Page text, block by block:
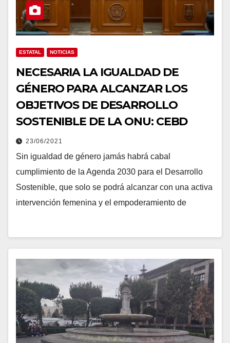
ESTATAL NOTICIAS
NECESARIA LA IGUALDAD DE
GÉNERO PARA ALCANZAR LOS
OBJETIVOS DE DESARROLLO
SOSTENIBLE DE LA ONU: CEBD
23/06/2021
Sin igualdad de género jamás habrá cabal
cumplimiento de la Agenda 2030 para el Desarrollo
Sostenible, que solo se podrá alcanzar con una activa
intervención femenina y el empoderamiento de